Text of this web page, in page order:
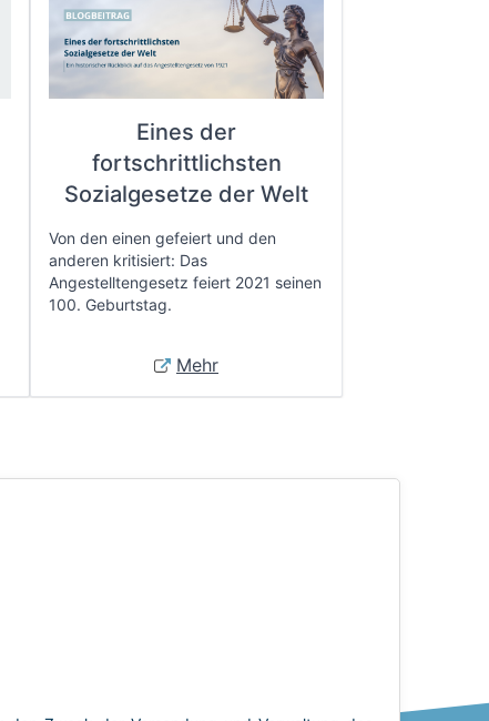
Eines der
fortschrittlichsten
Sozialgesetze der Welt
Von den einen gefeiert und den
anderen kritisiert: Das
Angestelltengesetz feiert 2021 seinen
100. Geburtstag.
Mehr